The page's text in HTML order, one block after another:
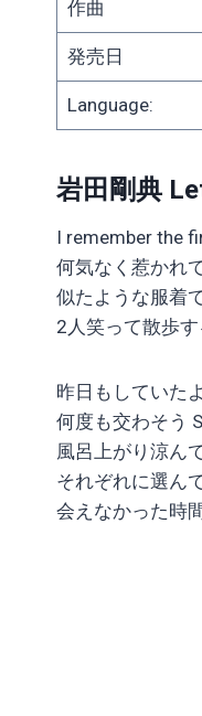
作曲
発売日
Language:
岩田剛典
I remember the
何気なく惹かれ
似たような服着
2人笑って散歩
昨日もしていた
何度も交わそう
風呂上がり涼ん
それぞれに選ん
会えなかった時